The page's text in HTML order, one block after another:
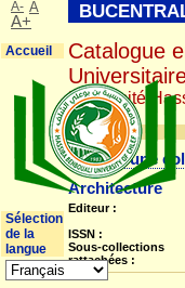
Détail d'une
Architecture
Editeur :
ISSN :
Sous-collections
rattachées :
Catalogue
Université
A- A
A+
Accueil
Sélection
de la
langue